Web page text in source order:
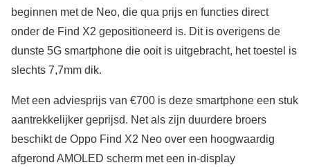
beginnen met de Neo, die qua prijs en functies direct
onder de Find X2 gepositioneerd is. Dit is overigens de
dunste 5G smartphone die ooit is uitgebracht, het toestel is
slechts 7,7mm dik.
Met een adviesprijs van €700 is deze smartphone een stuk
aantrekkelijker geprijsd. Net als zijn duurdere broers
beschikt de Oppo Find X2 Neo over een hoogwaardig
afgerond AMOLED scherm met een in-display